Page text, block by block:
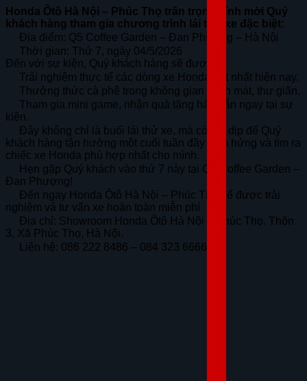
Honda Ôtô Hà Nội – Phúc Thọ trân trọng kính mời Quý
khách hàng tham gia chương trình lái thử xe đặc biệt:
Địa điểm: Q5 Coffee Garden – Đan Phượng – Hà Nội
Thời gian: Thứ 7, ngày 04/5/2026
Đến với sự kiện, Quý khách hàng sẽ được:
Trải nghiệm thực tế các dòng xe Honda hot nhất hiện nay.
Thưởng thức cà phê trong không gian xanh mát, thư giãn.
Tham gia mini game, nhận quà tặng hấp dẫn ngay tại sự
kiện.
Đây không chỉ là buổi lái thử xe, mà còn là dịp để Quý
khách hàng tận hưởng một cuối tuần đầy cảm hứng và tìm ra
chiếc xe Honda phù hợp nhất cho mình.
Hẹn gặp Quý khách vào thứ 7 này tại Q5 Coffee Garden –
Đan Phượng!
Đến ngay Honda Ôtô Hà Nội – Phúc Thọ để được trải
nghiệm và tư vấn xe hoàn toàn miễn phí
Địa chỉ: Showroom Honda Ôtô Hà Nội – Phúc Thọ. Thôn
3, Xã Phúc Thọ, Hà Nội.
Liên hệ: 086 222 8486 – 084 323 6666